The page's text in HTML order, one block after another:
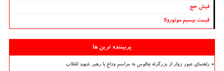
فیش حج
قیمت بیسیم موتورولا
پربیننده ترین ها
راهنمای عبور زوار از بزرگراه چالوس به مراسم وداع با رهبر شهید انقلاب